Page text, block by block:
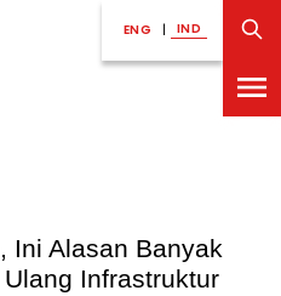
ENG | IND
Ini Alasan Banyak
Infrastruktur